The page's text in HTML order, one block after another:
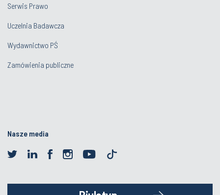
Serwis Prawo
Uczelnia Badawcza
Wydawnictwo PŚ
Zamówienia publiczne
Nasze media